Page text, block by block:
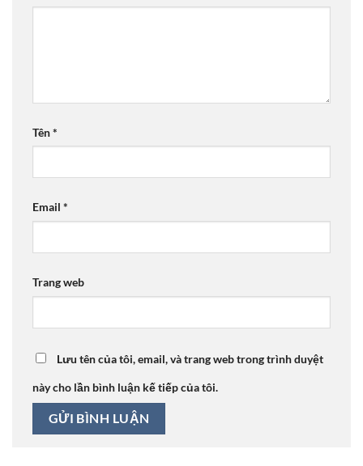
Tên*
Email *
Trang web
Lưu tên của tôi, email, và trang web trong trình duyệt
này cho lần bình luận kế tiếp của tôi.